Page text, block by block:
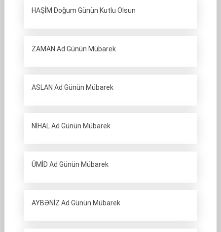
HAŞİM Doğum Günün Kutlu Olsun
ZAMAN Ad Günün Mübarek
ASLAN Ad Günün Mübarek
NİHAL Ad Günün Mübarek
ÜMİD Ad Günün Mübarek
AYBƏNİZ Ad Günün Mübarek